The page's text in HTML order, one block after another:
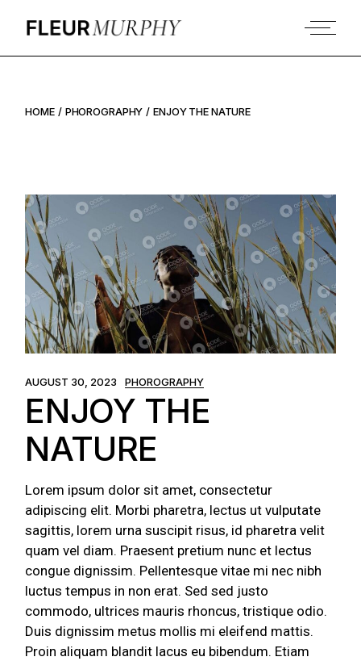
HOME PHOROGRAPHY ENJOY THE NATURE
AUGUST 30, 2023 PHOROGRAPHY
ENJOY THE
NATURE
Lorem ipsum dolor sit amet, consectetur
adipiscing elit. Morbi pharetra, lectus ut vulputate
sagittis, lorem urna suscipit risus, id pharetra velit
quam vel diam. Praesent pretium nunc et lectus
congue dignissim. Pellentesque vitae mi nec nibh
luctus tempus in non erat. Sed sed justo
commodo, ultrices mauris rhoncus, tristique odio.
Duis dignissim metus mollis mi eleifend mattis.
Proin aliquam blandit lacus eu bibendum. Etiam